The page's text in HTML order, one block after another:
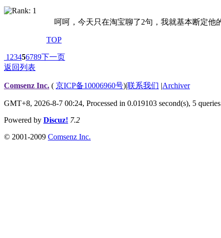
呵呵，今天只在淘宝聊了2句，我就基本断定他
TOP
1 23456789下一页
返回列表
Comsenz Inc. ( 京ICP备10006960号)|联系我们 |Archiver
GMT+8, 2026-8-7 00:24, Processed in 0.019103 second(s), 5 queries
Powered by Discuz! 7.2
© 2001-2009 Comsenz Inc.